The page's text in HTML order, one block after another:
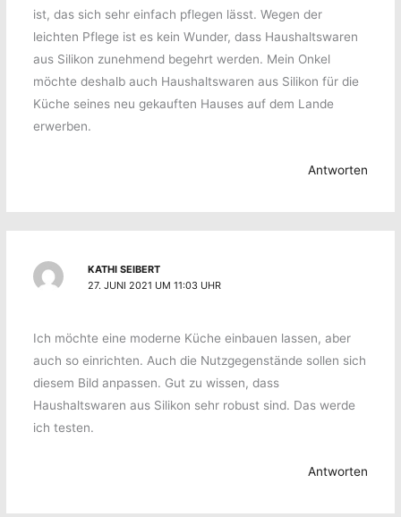
ist, das sich sehr einfach pflegen lässt. Wegen der
leichten Pflege ist es kein Wunder, dass Haushaltswaren
aus Silikon zunehmend begehrt werden. Mein Onkel
möchte deshalb auch Haushaltswaren aus Silikon für die
Küche seines neu gekauften Hauses auf dem Lande
erwerben.
Antworten
KATHI SEIBERT
27. JUNI 2021 UM 11:03 UHR
Ich möchte eine moderne Küche einbauen lassen, aber
auch so einrichten. Auch die Nutzgegenstände sollen sich
diesem Bild anpassen. Gut zu wissen, dass
Haushaltswaren aus Silikon sehr robust sind. Das werde
ich testen.
Antworten